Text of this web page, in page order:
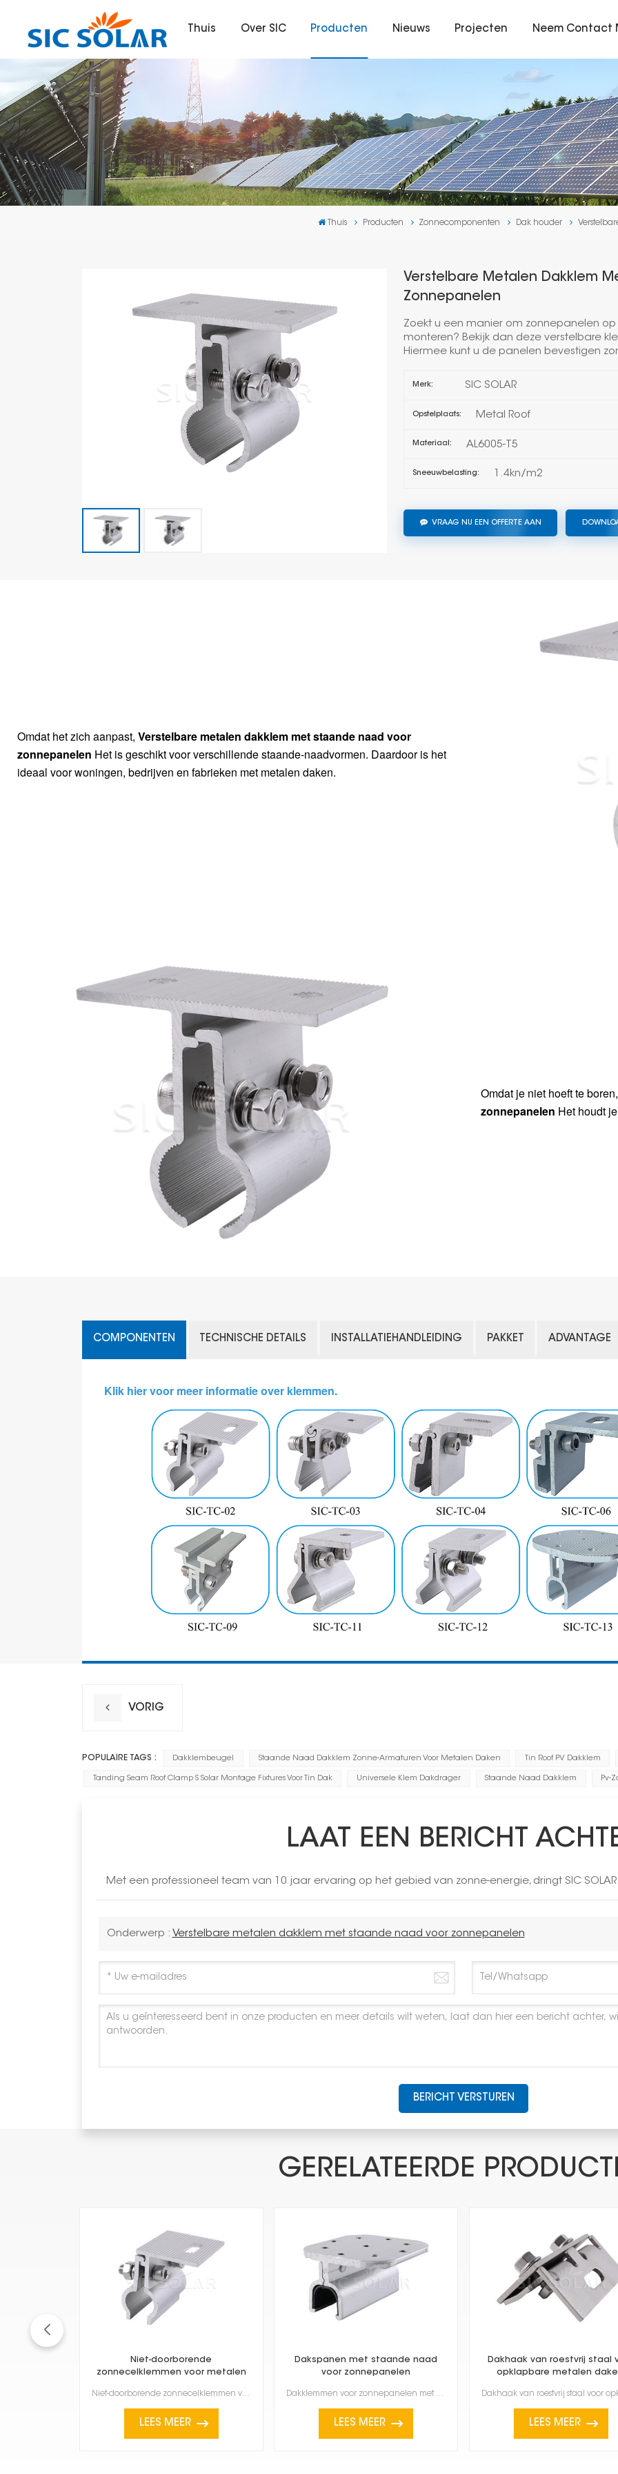
Thuis Over SIC Producten Nieuws Projecten Neem Contact
Thuis Producten Zonnecomponenten Dak houder
Verstelbare Metalen Dakklem
Zonnepanelen
Zoekt u een manier om zonnepanelen
monteren? Bekijk dan deze verstelbare
Hiermee kunt u de panelen bevestigen
Merk: SIC SOLAR
Opstelplaats: Metal Roof
Materiaal: AL6005-T5
Sneeuwbelasting: 1.4kn/m2
VRAAG NU EEN OFFERTE AAN
Omdat het zich aanpast, Verstelbare metalen dakklem met staande naad voor
zonnepanelen Het is geschikt voor verschillende staande-naadvormen. Daardoor is het
ideaal voor woningen, bedrijven en fabrieken met metalen daken.
Omdat je niet hoeft te
zonnepanelen Het houdt
COMPONENTEN TECHNISCHE DETAILS INSTALLATIEHANDLEIDING PAKKET ADVANTAGE
Klik hier voor meer informatie over klemmen.
VORIG
POPULAIRE TAGS : Dakklembeugel Staande Naad Dakklem Zonne-Armaturen Voor Metalen Daken Tin Roof PV Dakklem
Tanding Seam Roof Clamp S Solar Montage Fixtures Voor Tin Dak Universele Klem Dakdrager Staande Naad Dakklem Pv-
LAAT EEN BERICHT
Met een professioneel team van 10 jaar ervaring op het gebied van zonne-energie, dringt SIC
Onderwerp : Verstelbare metalen dakklem met staande naad voor zonnepanelen
BERICHT VERSTUREN
GERELATEERDE
Niet-doorborende
zonnecelklemmen voor metalen
Niet-doorborende zonnecelklemmen voor metalen daken Dit is een slimme manier om zonnepanelen te inst...
LEES MEER
Dakspanen met staande naad
voor zonnepanelen
Dakklemmen voor zonnepanelen met staande naden zijn speciaal ontworpen om zonnepanelen te bevestigen...
LEES MEER
Dakhaak van roestvrij staal
opklapbare metalen
LEES MEER